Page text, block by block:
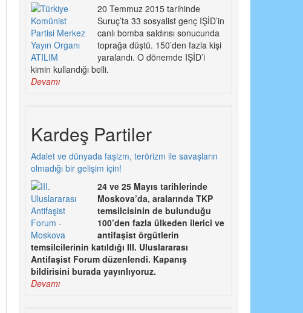
20 Temmuz 2015 tarihinde
Suruç’ta 33 sosyalist genç IŞİD’in
canlı bomba saldırısı sonucunda
toprağa düştü. 150’den fazla kişi
yaralandı. O dönemde IŞİD’i
kimin kullandığı belli.
Devamı
Kardeş Partiler
Adalet ve dünyada faşizm, terörizm ile savaşların
olmadığı bir gelişim için!
24 ve 25 Mayıs tarihlerinde
Moskova’da, aralarında TKP
temsilcisinin de bulunduğu
100’den fazla ülkeden ilerici ve
antifaşist örgütlerin
temsilcilerinin katıldığı III. Uluslararası
Antifaşist Forum düzenlendi. Kapanış
bildirisini burada yayınlıyoruz.
Devamı